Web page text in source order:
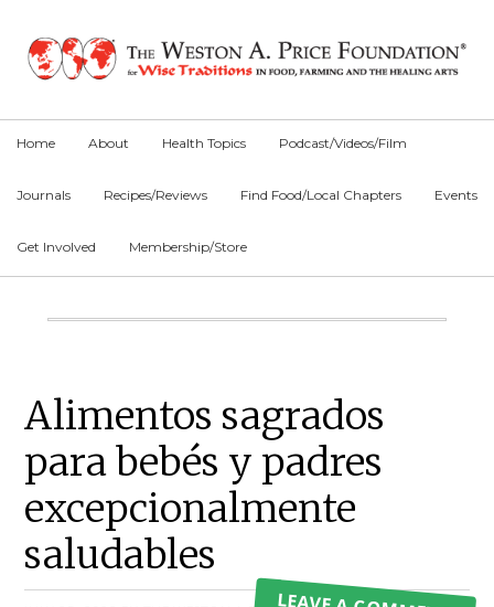
primary
main
primary
Home About Health Topics Podcast/Videos/Film
Journals Recipes/Reviews Find Food/Local Chapters Events
Get Involved Membership/Store
Main
Alimentos sagrados
para bebés y padres
excepcionalmente
saludables
Primary
Sidebar